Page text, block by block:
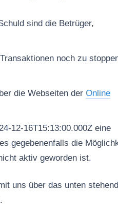
sind die Betrüger,
noch zu
die Webseiten der Online
12-16T15:13:00.000Z eine
gegebenenfalls die
aktiv geworden ist.
uns über das unten